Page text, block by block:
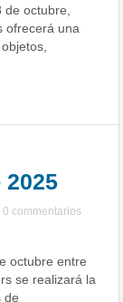
de octubre,
ofrecerá una
0 commentarios
octubre entre
se realizará la
de